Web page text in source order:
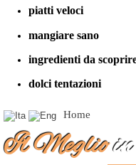
piatti veloci
mangiare sano
ingredienti da
dolci tentazioni
Home
Il Meglioin